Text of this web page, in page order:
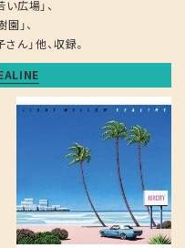
広場」、
」、
ん」他、収録。